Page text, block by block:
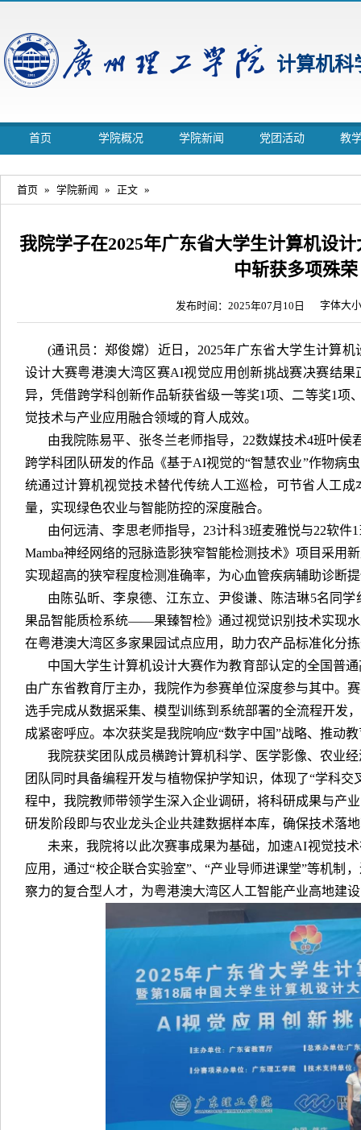
计算机科
首页 学院概况 学院新闻 党团活动 教
首页 » 学院新闻 » 正文 »
我院学子在2025年广东省大学生计算机设
中斩获多项殊荣
发布时间：2025年07月10日 字体大
(通讯员：郑俊嫦）近日，2025年广东省大学生计算
设计大赛粤港澳大湾区赛AI视觉应用创新挑战赛决赛结
异，凭借跨学科创新作品斩获省级一等奖1项、二等奖1项
觉技术与产业应用融合领域的育人成效。
由我院陈易平、张冬兰老师指导，22数媒技术4班叶侯
跨学科团队研发的作品《基于AI视觉的“智慧农业”作物病
统通过计算机视觉技术替代传统人工巡检，可节省人工
量，实现绿色农业与智能防控的深度融合。
由何远清、李思老师指导，23计科3班麦雅悦与22软
Mamba神经网络的冠脉造影狭窄智能检测技术》项目采用
实现超高的狭窄程度检测准确率，为心血管疾病辅助诊断
由陈弘昕、李泉德、江东立、尹俊谦、陈洁琳5名同
果品智能质检系统——果臻智检》通过视觉识别技术实现
在粤港澳大湾区多家果园试点应用，助力农产品标准化分
中国大学生计算机设计大赛作为教育部认定的全国普
由广东省教育厅主办，我院作为参赛单位深度参与其中。
选手完成从数据采集、模型训练到系统部署的全流程开发
成紧密呼应。本次获奖是我院响应“数字中国”战略、推动
我院获奖团队成员横跨计算机科学、医学影像、农业
团队同时具备编程开发与植物保护学知识，体现了“学科
程中，我院教师带领学生深入企业调研，将科研成果与产
研发阶段即与农业龙头企业共建数据样本库，确保技术落
未来，我院将以此次赛事成果为基础，加速AI视觉技
应用，通过“校企联合实验室”、“产业导师进课堂”等机制
察力的复合型人才，为粤港澳大湾区人工智能产业高地建